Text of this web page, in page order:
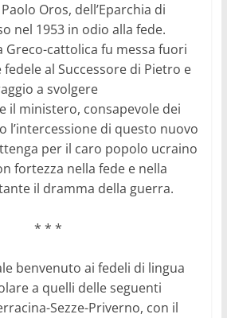
Oros, dell’Eparchia di
nel 1953 in odio alla fede.
Greco-cattolica fu messa fuori
fedele al Successore di Pietro e
a svolgere
il ministero, consapevole dei
l’intercessione di questo nuovo
per il caro popolo ucraino
fortezza nella fede e nella
il dramma della guerra.
* * *
benvenuto ai fedeli di lingua
a quelli delle seguenti
Sezze-Priverno, con il